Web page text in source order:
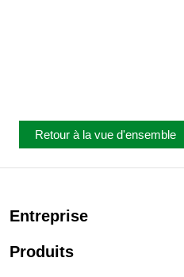
Retour à la vue d'ensemble
Entreprise
Produits